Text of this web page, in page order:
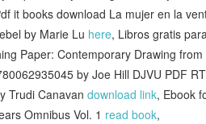
it books download La mujer en la
by Marie Lu here, Libros gratis
Paper: Contemporary Drawing
by Joe Hill DJVU PDF
Trudi Canavan download link, Ebook
Omnibus Vol. 1 read book,